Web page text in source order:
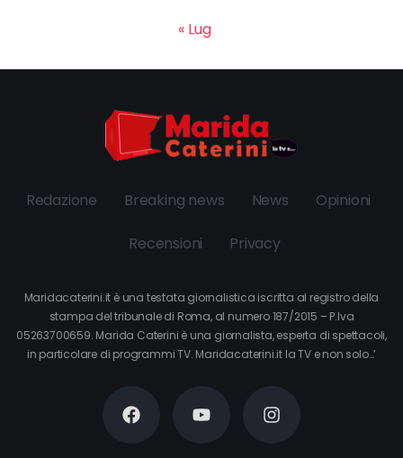
« Lug
Redazione Breaking news News Opinioni
Recensioni Privacy
Maridacaterini.it è una testata giornalistica iscritta al registro della
stampa del tribunale di Roma, al numero 187/2015 – P.Iva
05263700659. Marida Caterini è una giornalista, esperta di spettacoli,
in particolare di programmi TV. Maridacaterini.it la TV e non solo…’